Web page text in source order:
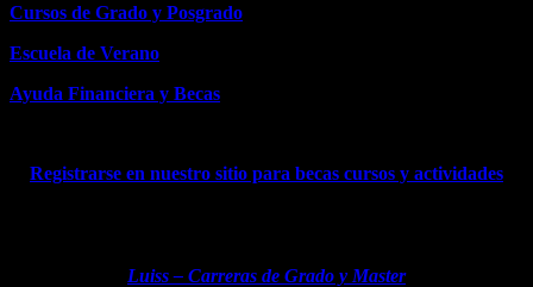
Cursos de Grado y Posgrado
Escuela de Verano
Ayuda Financiera y Becas
Registrarse en nuestro sitio para becas cursos y actividades
Luiss – Carreras de Grado y Master